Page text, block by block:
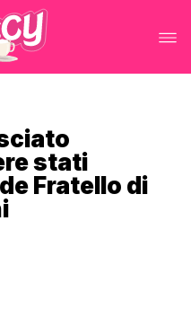
stati
Fratello di